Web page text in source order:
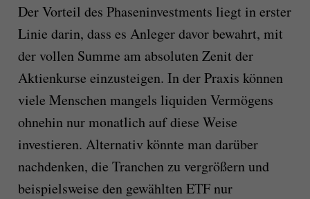
Der Vorteil des Phaseninvestments liegt in erster
Linie darin, dass es Anleger davor bewahrt, mit
der vollen Summe am absoluten Zenit der
Aktienkurse einzusteigen. In der Praxis können
viele Menschen mangels liquiden Vermögens
ohnehin nur monatlich auf diese Weise
investieren. Alternativ könnte man darüber
nachdenken, die Tranchen zu vergrößern und
beispielsweise den gewählten ETF nur